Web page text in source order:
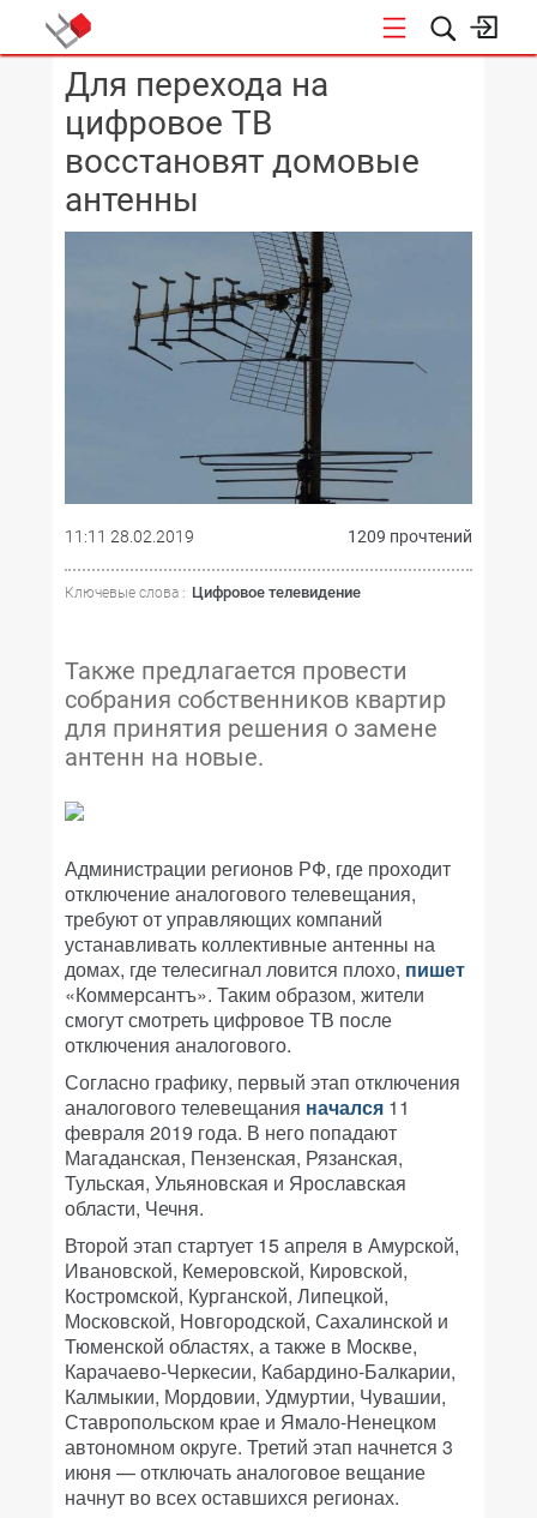
КОНФЕРЕНЦИИ
Для перехода на
цифровое ТВ
восстановят домовые
антенны
11:11 28.02.2019 1209 прочтений
Ключевые слова : Цифровое телевидение
Также предлагается провести
собрания собственников квартир
для принятия решения о замене
антенн на новые.
Администрации регионов РФ, где проходит
отключение аналогового телевещания,
требуют от управляющих компаний
устанавливать коллективные антенны на
домах, где телесигнал ловится плохо, пишет
«Коммерсантъ». Таким образом, жители
смогут смотреть цифровое ТВ после
отключения аналогового.
Согласно графику, первый этап отключения
аналогового телевещания начался 11
февраля 2019 года. В него попадают
Магаданская, Пензенская, Рязанская,
Тульская, Ульяновская и Ярославская
области, Чечня.
Второй этап стартует 15 апреля в Амурской,
Ивановской, Кемеровской, Кировской,
Костромской, Курганской, Липецкой,
Московской, Новгородской, Сахалинской и
Тюменской областях, а также в Москве,
Карачаево-Черкесии, Кабардино-Балкарии,
Калмыкии, Мордовии, Удмуртии, Чувашии,
Ставропольском крае и Ямало-Ненецком
автономном округе. Третий этап начнется 3
июня — отключать аналоговое вещание
начнут во всех оставшихся регионах.